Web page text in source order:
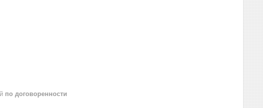
по договоренности